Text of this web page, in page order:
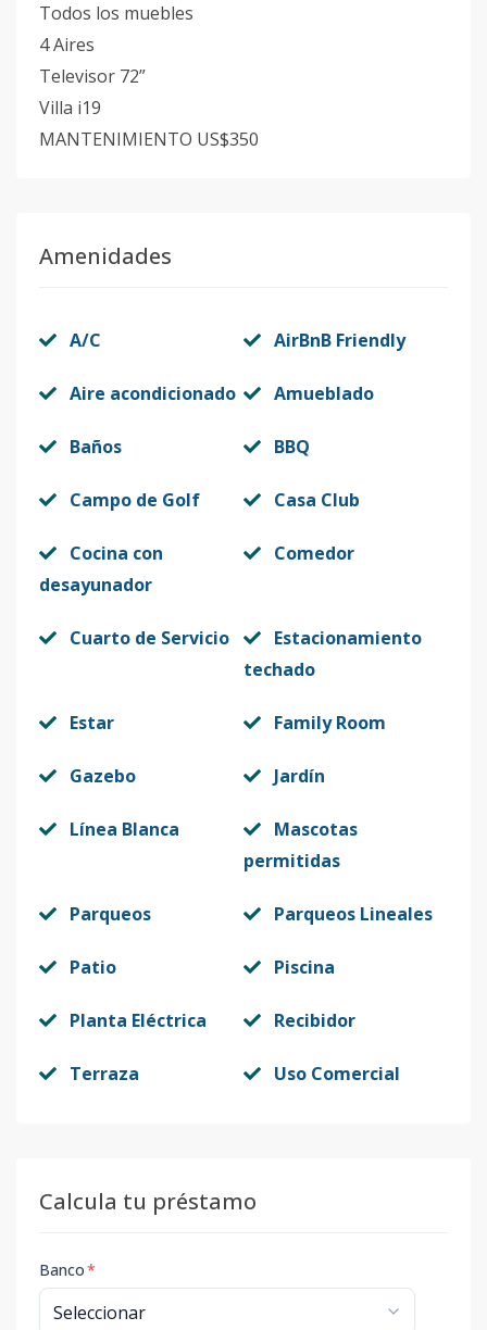
Todos los muebles
4 Aires
Televisor 72”
Villa i19
MANTENIMIENTO US$350
Amenidades
A/C AirBnB Friendly
Aire acondicionado Amueblado
Baños BBQ
Campo de Golf Casa Club
Cocina con
desayunador
Comedor
Cuarto de Servicio
Estacionamiento
techado
Estar Family Room
Gazebo Jardín
Línea Blanca
Mascotas
permitidas
Parqueos Parqueos Lineales
Patio Piscina
Planta Eléctrica Recibidor
Terraza Uso Comercial
Calcula tu préstamo
Banco*